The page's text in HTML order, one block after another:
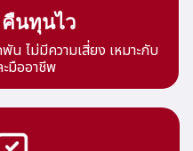
นทุนไว
น ไม่มีความเสี่ยง เหมาะกับ
มืออาชีพ